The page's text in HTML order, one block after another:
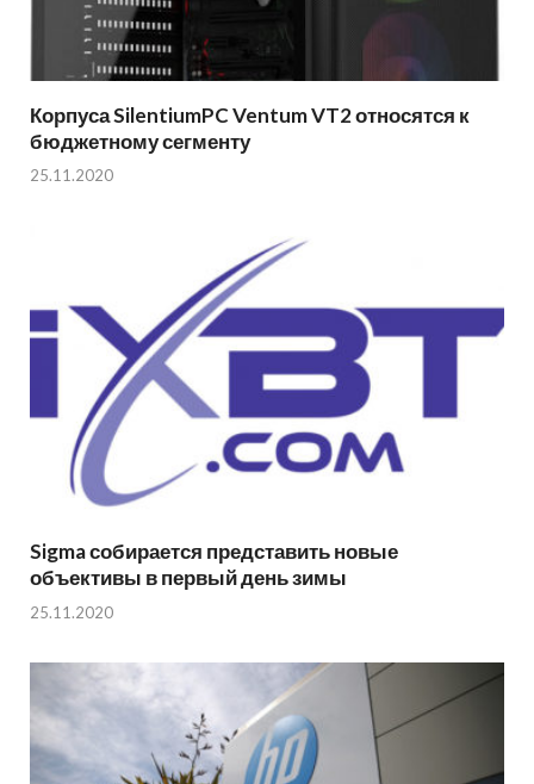
Корпуса SilentiumPC Ventum VT2 относятся к
бюджетному сегменту
25.11.2020
Sigma собирается представить новые
объективы в первый день зимы
25.11.2020